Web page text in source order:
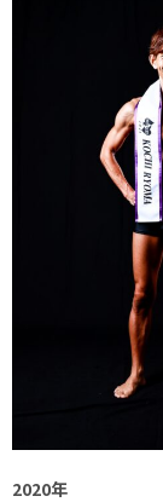
2020年